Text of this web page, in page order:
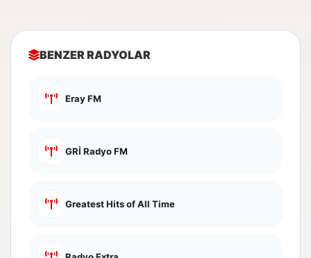
BENZER RADYOLAR
Eray FM
GRİ Radyo FM
Greatest Hits of All Time